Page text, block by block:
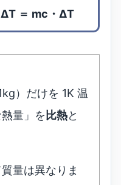
ΔT ＝ mc・ΔT
）だけを 1K 温
量」を 比熱と
量は異なりま